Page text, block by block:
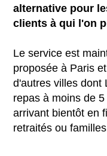
alternative pour
clients à qui l'on
Le service est
proposée à Paris
d'autres villes dont
repas à moins de
arrivant bientôt en
retraités ou